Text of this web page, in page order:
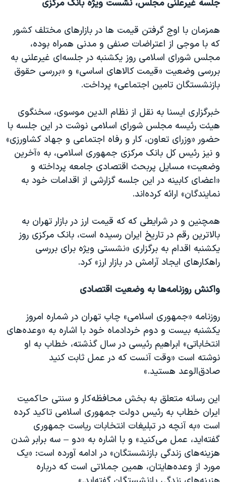
جلسه غیرعلنی مجلس، نشست ویژه بانک مرکزی
همزمان با اوج گرفتن قیمت ‌ها در بازارهای مختلف کشور
که با موجی از اعتراضات صنفی و مدنی همراه بوده،
مجلس شورای اسلامی روز یکشنبه در جلسه‌ای غیرعلنی به
بررسی وضعیت «قیمت کالاهای اساسی» و «بررسی حقوق
بازنشستگان تامین اجتماعی» پرداخت.
خبرگزاری ایسنا به نقل از نظام الدین موسوی، سخنگوی
هیئت رئیسه مجلس شورای اسلامی نوشت در این جلسه با
حضور «وزرای تعاون، کار و رفاه اجتماعی و جهاد کشاورزی»
و نیز رئیس کل بانک مرکزی جمهوری اسلامی، به «آخرین
وضعیت» مسايل پربحث اقتصادی جامعه پرداخته و
«اعضای کابینه در این جلسه گزارشی از اقدامات خود به
نمایندگان» ارائه کرده‌اند.
همچنین و در شرایطی که که قیمت ارز در بازار تهران به
بالاترین رقم در تاریخ ایران رسیده است، بانک مرکزی روز
یکشنبه اقدام به برگزاری «نشستی ویژه برای بررسی
راهکارهای ایجاد آرامش در بازار ارز» کرد.
واکنش‌ روزنامه‌ها به وضعیت اقتصادی
روزنامه «جمهوری اسلامی» چاپ تهران در شماره امروز
یکشنبه بیست و دوم خردادماه خود با اشاره به «وعده‌های
انتخاباتی» ابراهیم رئیسی در سال گذشته، خطاب به او
نوشته است «وقت آنست که در عمل ثابت کنید
صادق‌الوعد هستید.»
این رسانه متعلق به بخش محافظه‌کار و سنتی حاکمیت
ایران خطاب به رئیس دولت جمهوری اسلامی تاکید کرده
است «به آنچه در تبلیغات انتخابات ریاست جمهوری
گفته‌اید، عمل می‌کنید» و با اشاره به «دو – سه برابر شدن
هزینه‌های زندگی بازنشستگان» در ادامه آورده است: «یک
مورد از وعده‌هایتان، همین جملاتی است که درباره